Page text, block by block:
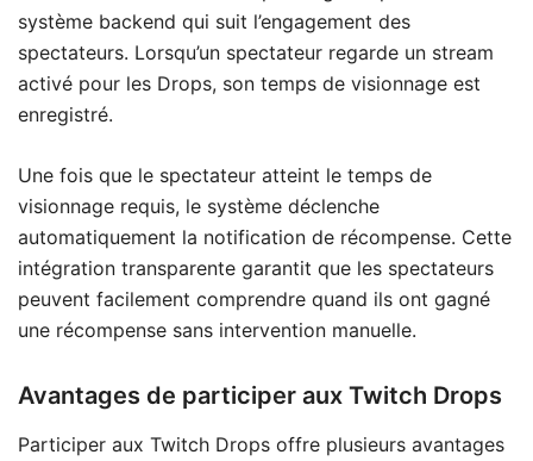
système backend qui suit l’engagement des
spectateurs. Lorsqu’un spectateur regarde un stream
activé pour les Drops, son temps de visionnage est
enregistré.
Une fois que le spectateur atteint le temps de
visionnage requis, le système déclenche
automatiquement la notification de récompense. Cette
intégration transparente garantit que les spectateurs
peuvent facilement comprendre quand ils ont gagné
une récompense sans intervention manuelle.
Avantages de participer aux Twitch Drops
Participer aux Twitch Drops offre plusieurs avantages